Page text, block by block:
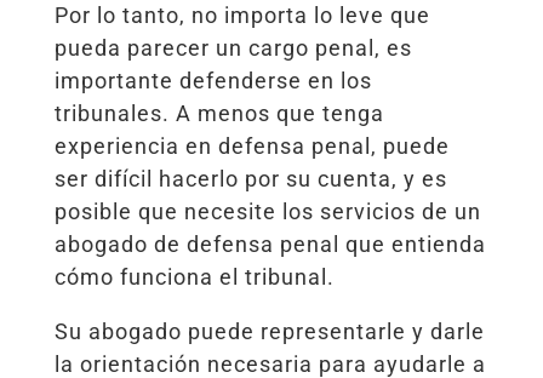
Por lo tanto, no importa lo leve que
pueda parecer un cargo penal, es
importante defenderse en los
tribunales. A menos que tenga
experiencia en defensa penal, puede
ser difícil hacerlo por su cuenta, y es
posible que necesite los servicios de un
abogado de defensa penal que entienda
cómo funciona el tribunal.
Su abogado puede representarle y darle
la orientación necesaria para ayudarle a